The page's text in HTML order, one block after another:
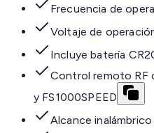
Frecuencia de
Voltaje de
Incluye batería
Control remoto RF
y FS1000SPEED
Alcance